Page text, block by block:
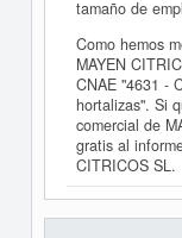
tamaño de
Como hemos
MAYEN
CNAE "4631 -
hortalizas". Si
comercial de
gratis al
CITRICOS SL.